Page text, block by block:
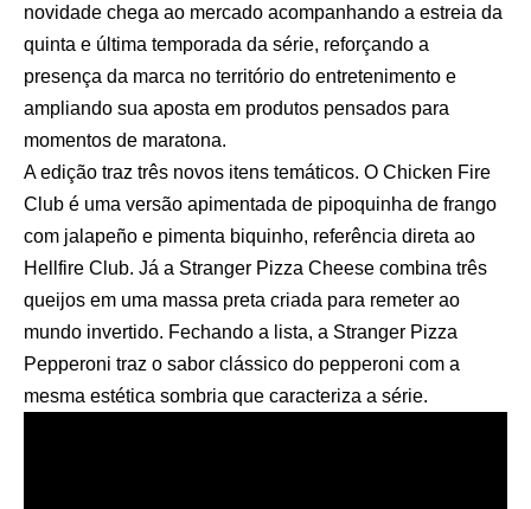
novidade chega ao mercado acompanhando a estreia da
quinta e última temporada da série, reforçando a
presença da marca no território do entretenimento e
ampliando sua aposta em produtos pensados para
momentos de maratona.
A edição traz três novos itens temáticos. O Chicken Fire
Club é uma versão apimentada de pipoquinha de frango
com jalapeño e pimenta biquinho, referência direta ao
Hellfire Club. Já a Stranger Pizza Cheese combina três
queijos em uma massa preta criada para remeter ao
mundo invertido. Fechando a lista, a Stranger Pizza
Pepperoni traz o sabor clássico do pepperoni com a
mesma estética sombria que caracteriza a série.